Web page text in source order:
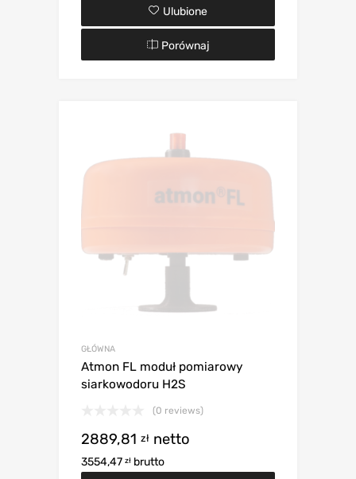
Ulubione
Porównaj
GŁÓWNA
Atmon FL moduł pomiarowy
siarkowodoru H2S
(0 reviews)
2889,81 zł netto
3554,47 zł brutto